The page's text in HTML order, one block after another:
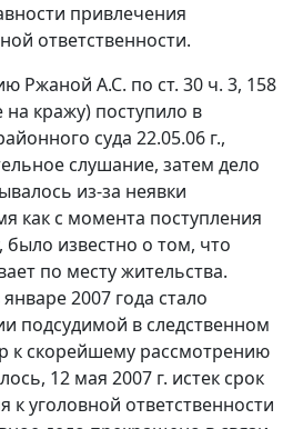
привлечения
ответственности.
Ржаной А.С. по ст. 30 ч. 3, 158
кражу) поступило в
суда 22.05.06 г.,
слушание, затем дело
из-за неявки
как с момента поступления
было известно о том, что
по месту жительства.
2007 года стало
подсудимой в следственном
к скорейшему рассмотрению
12 мая 2007 г. истек срок
к уголовной ответственности